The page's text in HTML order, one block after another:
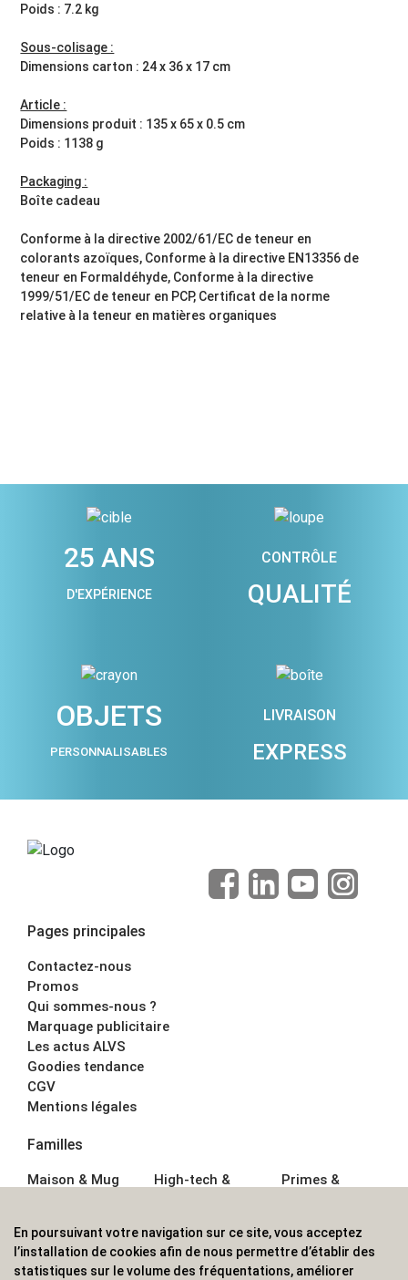
Poids : 7.2 kg
Sous-colisage :
Dimensions carton : 24 x 36 x 17 cm
Article :
Dimensions produit : 135 x 65 x 0.5 cm
Poids : 1138 g
Packaging :
Boîte cadeau
Conforme à la directive 2002/61/EC de teneur en
colorants azoïques, Conforme à la directive EN13356 de
teneur en Formaldéhyde, Conforme à la directive
1999/51/EC de teneur en PCP, Certificat de la norme
relative à la teneur en matières organiques
25 ANS
D'EXPÉRIENCE
CONTRÔLE
QUALITÉ
OBJETS
PERSONNALISABLES
LIVRAISON
EXPRESS
Pages principales
Contactez-nous
Promos
Qui sommes-nous ?
Marquage publicitaire
Les actus ALVS
Goodies tendance
CGV
Mentions légales
Familles
Maison & Mug
Écriture
Bagagerie sacs
High-tech &
Sport &
Outdoor
Primes &
Boisson
Textile &
En poursuivant votre navigation sur ce site, vous acceptez
l’installation de cookies afin de nous permettre d’établir des
statistiques sur le volume des fréquentations, améliorer